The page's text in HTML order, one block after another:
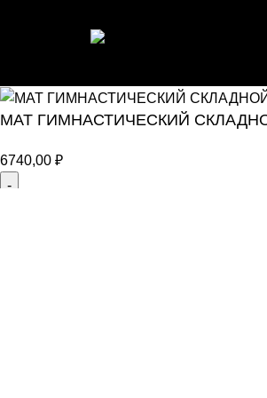
МАТ ГИМНАСТИЧЕСКИЙ СКЛАДНОЙ
6740,00 ₽